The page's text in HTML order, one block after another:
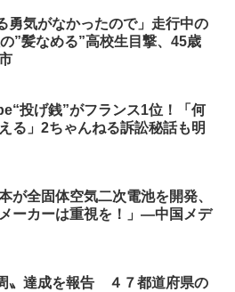
”髪なめる”高校生目撃、45歳
る」2ちゃんねる訴訟秘話も明
ーカーは重視を！」―中国メデ